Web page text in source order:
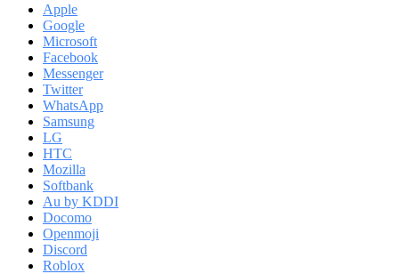
Apple
Google
Microsoft
Facebook
Messenger
Twitter
WhatsApp
Samsung
LG
HTC
Mozilla
Softbank
Au by KDDI
Docomo
Openmoji
Discord
Roblox